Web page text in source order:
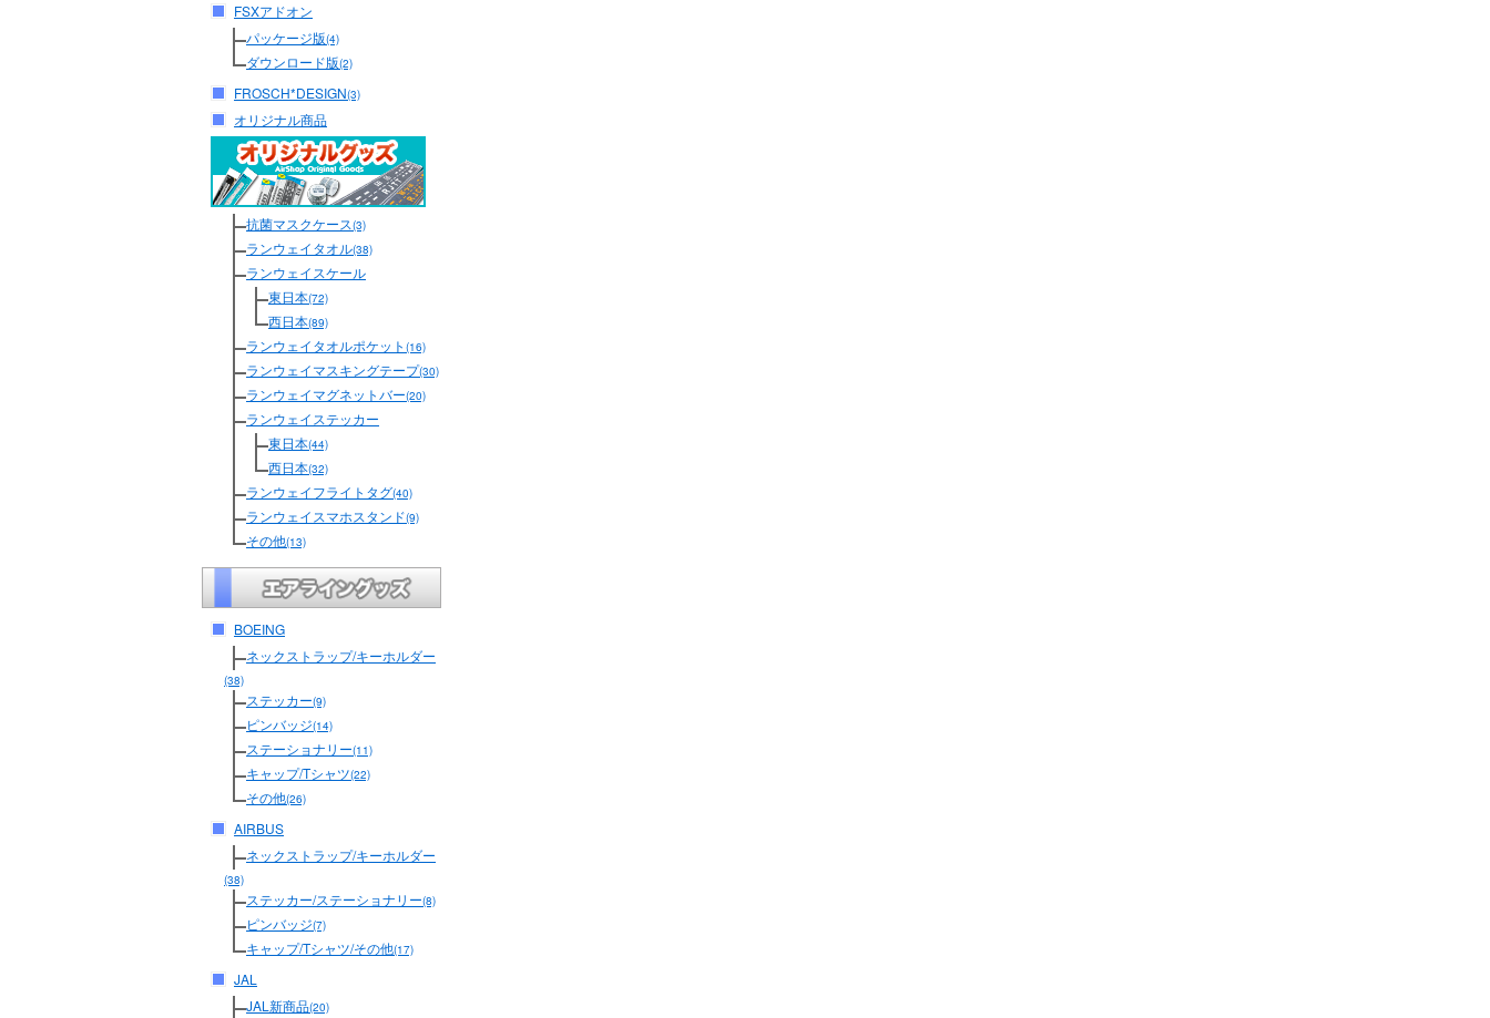
FSXアドオン
パッケージ版(4)
ダウンロード版(2)
FROSCH*DESIGN(3)
オリジナル商品
抗菌マスクケース(3)
ランウェイタオル(38)
ランウェイスケール
東日本(72)
西日本(89)
ランウェイタオルポケット (16)
ランウェイマスキングテープ(30)
ランウェイマグネットバー(20)
ランウェイステッカー
東日本(44)
西日本(32)
ランウェイフライトタグ(40)
ランウェイスマホスタンド(9)
その他(13)
BOEING
ネックストラップ/キーホルダー
(38)
ステッカー(9)
ピンバッジ(14)
ステーショナリー(11)
キャップ/Tシャツ(22)
その他(26)
AIRBUS
ネックストラップ/キーホルダー
(38)
ステッカー/ステーショナリー(8)
ピンバッジ(7)
キャップ/Tシャツ/その他(17)
JAL
JAL新商品(20)